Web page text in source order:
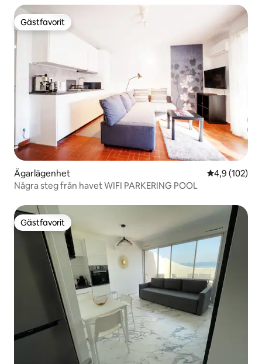
Gästfavorit
Gästfavorit
Ägarlägenhet 4,9 av 5 i
4,9 (102)
Några steg från havet WIFI PARKERING POOL
Gästfavorit
Gästfavorit